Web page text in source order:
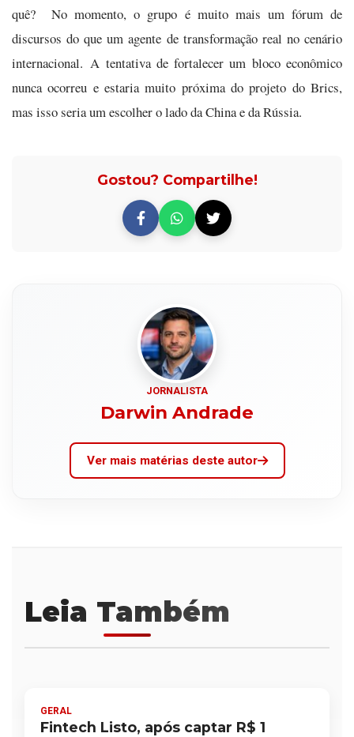
quê? No momento, o grupo é muito mais um fórum de
discursos do que um agente de transformação real no cenário
internacional. A tentativa de fortalecer um bloco econômico
nunca ocorreu e estaria muito próxima do projeto do Brics,
mas isso seria um escolher o lado da China e da Rússia.
Gostou? Compartilhe!
JORNALISTA
Darwin Andrade
Ver mais matérias deste autor
Leia Também
GERAL
Fintech Listo, após captar R$ 1